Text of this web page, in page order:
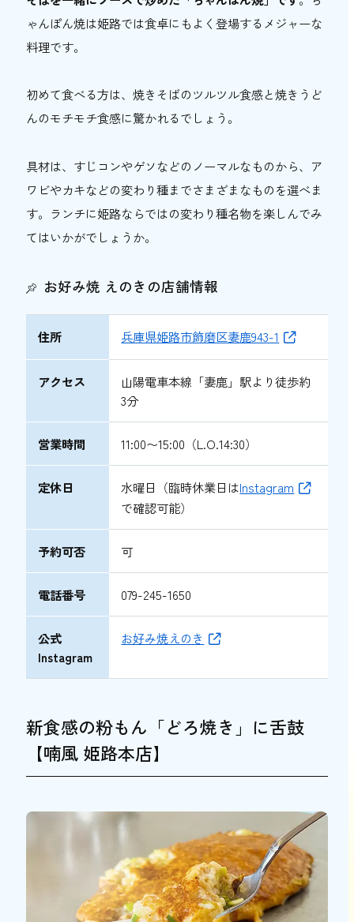
ゃんぽん焼は姫路では食卓にもよく登場するメジャーな
料理です。
初めて食べる方は、焼きそばのツルツル食感と焼きうど
んのモチモチ食感に驚かれるでしょう。
具材は、すじコンやゲソなどのノーマルなものから、ア
ワビやカキなどの変わり種までさまざまなものを選べま
す。ランチに姫路ならではの変わり種名物を楽しんでみ
てはいかがでしょうか。
お好み焼 えのきの店舗情報
住所 兵庫県姫路市飾磨区妻鹿943-1
アクセス
山陽電車本線「妻鹿」駅より徒歩約
3分
営業時間 11:00〜15:00（L.O.14:30）
定休日 水曜日（臨時休業日はInstagram
で確認可能）
予約可否 可
電話番号 079-245-1650
公式
Instagram
お好み焼えのき
新食感の粉もん「どろ焼き」に舌鼓
【喃風 姫路本店】